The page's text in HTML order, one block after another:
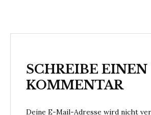
SCHREIBE EINEN
KOMMENTAR
Deine E-Mail-Adresse wird nicht